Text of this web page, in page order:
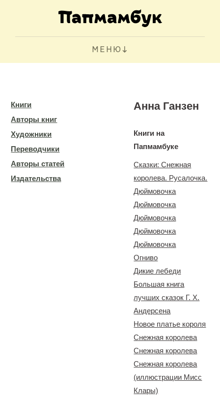
МЕНЮ
Книги
Авторы книг
Художники
Переводчики
Авторы статей
Издательства
Анна Ганзен
Книги на
Папмамбуке
Сказки: Снежная
королева. Русалочка.
Дюймовочка
Дюймовочка
Дюймовочка
Дюймовочка
Дюймовочка
Огниво
Дикие лебеди
Большая книга
лучших сказок Г. Х.
Андерсена
Новое платье короля
Снежная королева
Снежная королева
Снежная королева
(иллюстрации Мисс
Клары)